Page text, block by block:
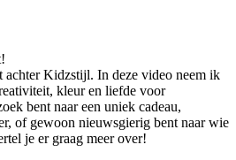
achter Kidzstijl. In deze video neem ik
kleur en liefde voor
bent naar een uniek cadeau,
of gewoon nieuwsgierig bent naar wie
je er graag meer over!